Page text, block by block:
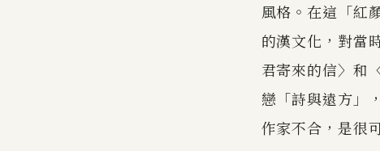
風格。在這「紅
的漢文化，對當
君寄來的信〉和
戀「詩與遠方」
作家不合，是很